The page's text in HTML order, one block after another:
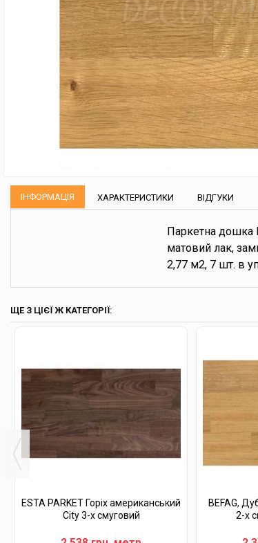
ІНФОРМАЦІЯ ХАРАКТЕРИСТИКИ ВІДГУКИ
Паркетна дошка
матовий лак,
2,77 м2, 7 шт. в
ЩЕ З ЦІЄЇ Ж КАТЕГОРІЇ:
ESTA PARKET Горіх американський
City 3-х смуговий
BEFAG,
2-х